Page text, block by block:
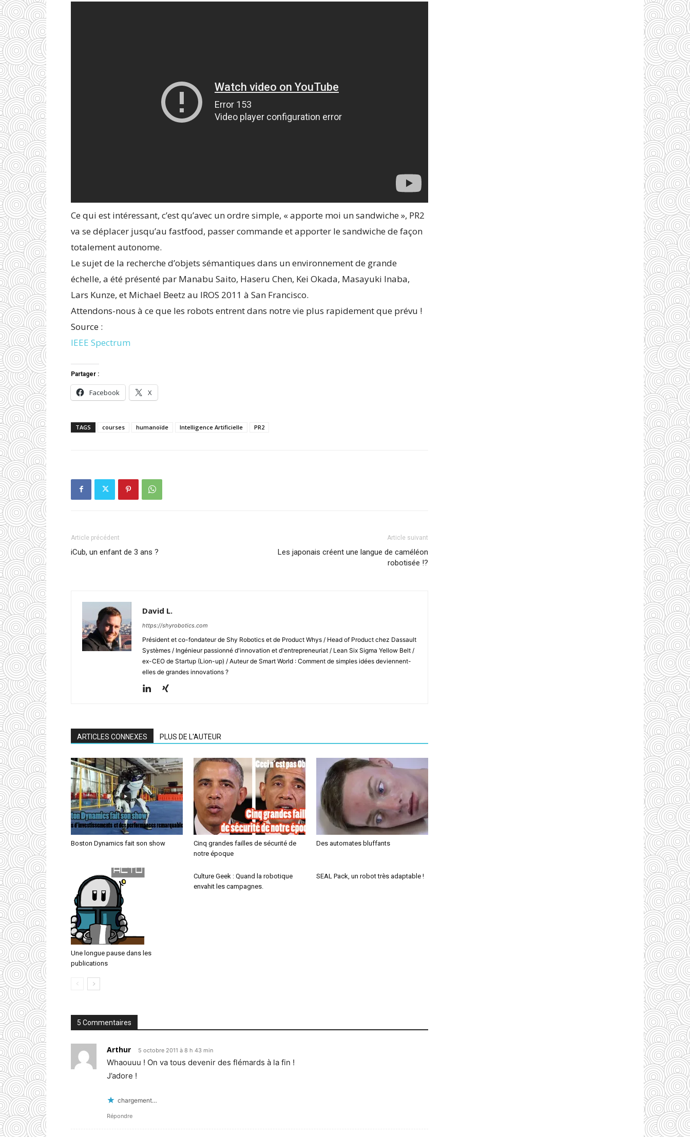
Ce qui est intéressant, c’est qu’avec un ordre simple, « apporte moi un sandwiche », PR2
va se déplacer jusqu’au fastfood, passer commande et apporter le sandwiche de façon
totalement autonome.
Le sujet de la recherche d’objets sémantiques dans un environnement de grande
échelle, a été présenté par Manabu Saito, Haseru Chen, Kei Okada, Masayuki Inaba,
Lars Kunze, et Michael Beetz au IROS 2011 à San Francisco.
Attendons-nous à ce que les robots entrent dans notre vie plus rapidement que prévu !
Source :
IEEE Spectrum
Partager :
Facebook X
TAGS courses humanoïde Intelligence Artificielle PR2
Article précédent
iCub, un enfant de 3 ans ?
Article suivant
Les japonais créent une langue de caméléon
robotisée !?
David L.
https://shyrobotics.com
Président et co-fondateur de Shy Robotics et de Product Whys / Head of Product chez Dassault
Systèmes / Ingénieur passionné d'innovation et d'entrepreneuriat / Lean Six Sigma Yellow Belt /
ex-CEO de Startup (Lion-up) / Auteur de Smart World : Comment de simples idées deviennent-
elles de grandes innovations ?
ARTICLES CONNEXES PLUS DE L'AUTEUR
Boston Dynamics fait son show
Cinq grandes failles de sécurité de
notre époque
Des automates bluffants
Une longue pause dans les
publications
Culture Geek : Quand la robotique
envahit les campagnes.
SEAL Pack, un robot très adaptable !
5 Commentaires
Arthur 5 octobre 2011 à 8 h 43 min
Whaouuu ! On va tous devenir des flémards à la fin !
J’adore !
chargement…
Répondre